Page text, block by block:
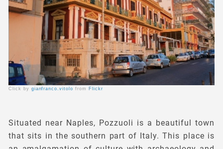
Click by gianfranco.vitolo from Flickr
Situated near Naples, Pozzuoli is a beautiful town
that sits in the southern part of Italy. This place is